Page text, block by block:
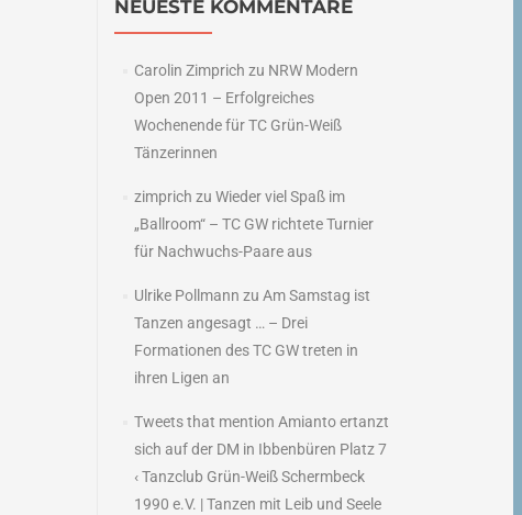
NEUESTE KOMMENTARE
Carolin Zimprich zu NRW Modern
Open 2011 – Erfolgreiches
Wochenende für TC Grün-Weiß
Tänzerinnen
zimprich zu Wieder viel Spaß im
„Ballroom“ – TC GW richtete Turnier
für Nachwuchs-Paare aus
Ulrike Pollmann zu Am Samstag ist
Tanzen angesagt … – Drei
Formationen des TC GW treten in
ihren Ligen an
Tweets that mention Amianto ertanzt
sich auf der DM in Ibbenbüren Platz 7
‹ Tanzclub Grün-Weiß Schermbeck
1990 e.V. | Tanzen mit Leib und Seele